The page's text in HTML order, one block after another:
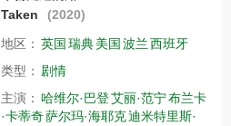
Taken
(2020)
地区： 英国 瑞典美国 波兰西班牙
类型： 剧情
主演： 哈维尔·巴登艾丽·范宁布兰卡
·卡蒂奇萨尔玛·海耶克迪米特里斯·